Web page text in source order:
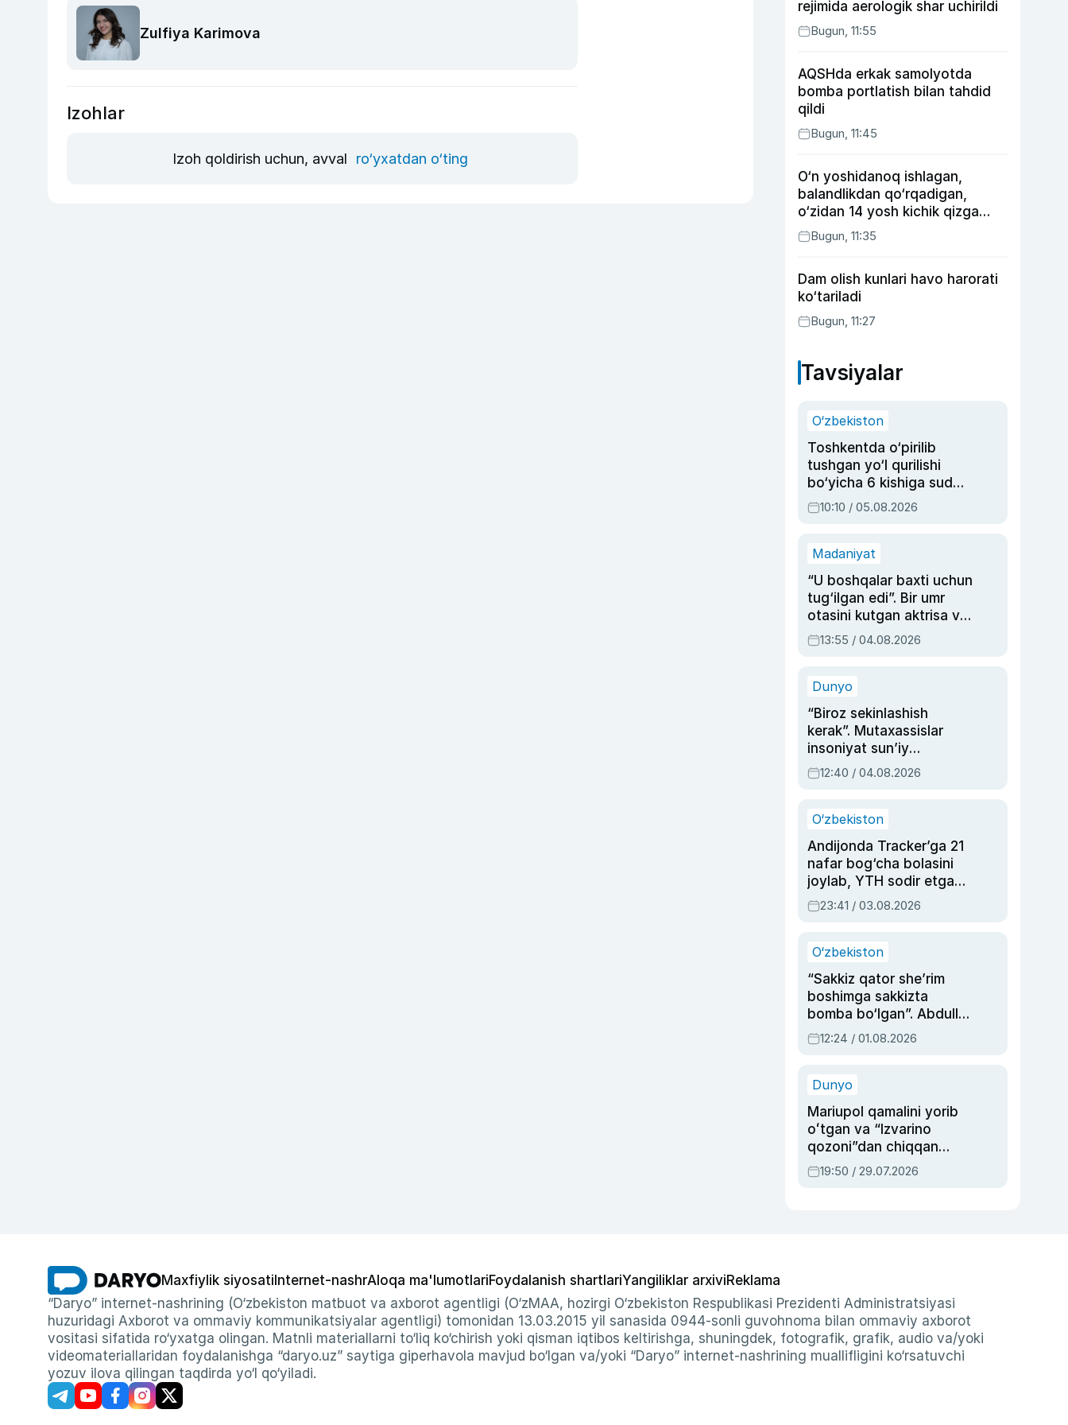
Zulfiya Karimova
Izohlar
Izoh qoldirish uchun, avval ro‘yxatdan o‘ting
rejimida aerologik shar uchirildi
Bugun, 11:55
AQSHda erkak samolyotda
bomba portlatish bilan tahdid
qildi
Bugun, 11:45
O‘n yoshidanoq ishlagan,
balandlikdan qo‘rqadigan,
o‘zidan 14 yosh kichik qizga
uylangan Yorqinxo‘ja Umarov
34 yoshda
Bugun, 11:35
Dam olish kunlari havo harorati
ko‘tariladi
Bugun, 11:27
Tavsiyalar
O‘zbekiston
Toshkentda o‘pirilib
tushgan yo‘l qurilishi
bo‘yicha 6 kishiga sud
hukmi o‘qildi
10:10 / 05.08.2026
Madaniyat
“U boshqalar baxti uchun
tug‘ilgan edi”. Bir umr
otasini kutgan aktrisa va
dublyaj ustasi Rimma
Ahmedovaning
13:55 / 04.08.2026
Dunyo
“Biroz sekinlashish
kerak”. Mutaxassislar
insoniyat sun’iy
intellektni boshqara
olmay qolishidan xavotir
12:40 / 04.08.2026
O‘zbekiston
Andijonda Tracker’ga 21
nafar bog‘cha bolasini
joylab, YTH sodir etgan
ayolga sud hukmi o‘qildi
23:41 / 03.08.2026
O‘zbekiston
“Sakkiz qator she’rim
boshimga sakkizta
bomba bo‘lgan”. Abdulla
Oripovni siyosiy
ayblovlardan asrab
12:24 / 01.08.2026
Dunyo
Mariupol qamalini yorib
oʻtgan va “Izvarino
qozoni”dan chiqqan
qahramon — Ukraina
armiyasi bosh
19:50 / 29.07.2026
Maxfiylik siyosati Internet-nashrAloqa ma'lumotlariFoydalanish shartlariYangiliklar arxiviReklama
“Daryo” internet-nashrining (O‘zbekiston matbuot va axborot agentligi (O‘zMAA, hozirgi O‘zbekiston Respublikasi Prezidenti Administratsiyasi
huzuridagi Axborot va ommaviy kommunikatsiyalar agentligi) tomonidan 13.03.2015 yil sanasida 0944-sonli guvohnoma bilan ommaviy axborot
vositasi sifatida ro‘yxatga olingan. Matnli materiallarni to‘liq ko‘chirish yoki qisman iqtibos keltirishga, shuningdek, fotografik, grafik, audio va/yoki
videomateriallaridan foydalanishga “daryo.uz” saytiga giperhavola mavjud bo‘lgan va/yoki “Daryo” internet-nashrining muallifligini ko‘rsatuvchi
yozuv ilova qilingan taqdirda yo‘l qo‘yiladi.